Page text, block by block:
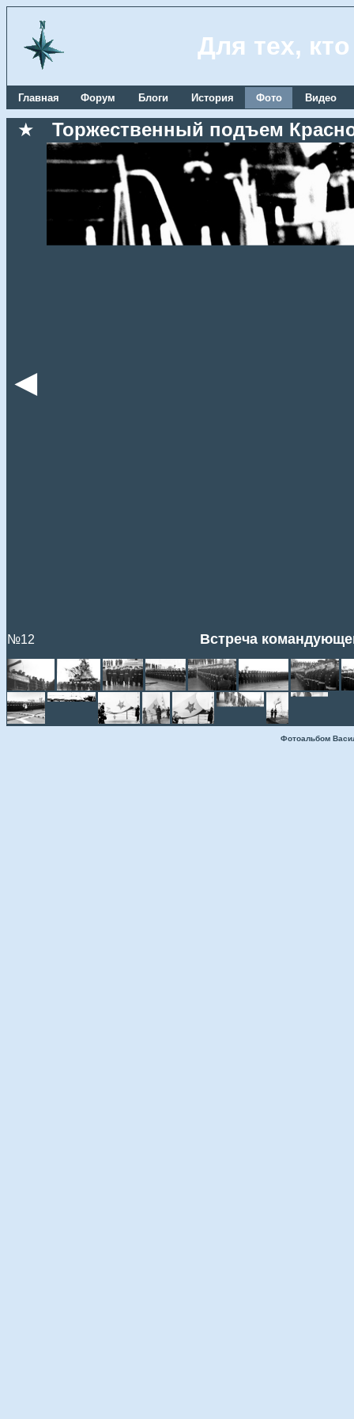
Для тех,
Главная Форум Блоги История Фото Видео
★ Торжественный подъем
◄
№12 Встреча
Фотоальбом